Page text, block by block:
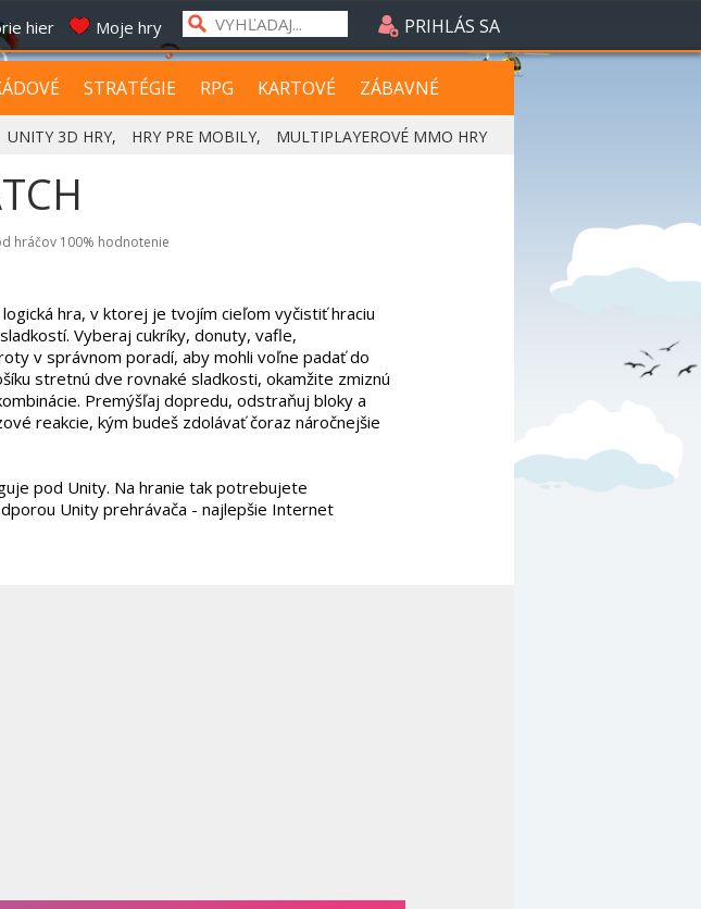
hier Moje hry PRIHLÁS SA
STRATÉGIE RPG KARTOVÉ ZÁBAVNÉ
UNITY 3D HRY, HRY PRE MOBILY, MULTIPLAYEROVÉ MMO HRY
hráčov 100% hodnotenie
hra, v ktorej je tvojím cieľom vyčistiť hraciu
Vyberaj cukríky, donuty, vafle,
v správnom poradí, aby mohli voľne padať do
stretnú dve rovnaké sladkosti, okamžite zmiznú
Premýšľaj dopredu, odstraňuj bloky a
reakcie, kým budeš zdolávať čoraz náročnejšie
pod Unity. Na hranie tak potrebujete
Unity prehrávača - najlepšie Internet